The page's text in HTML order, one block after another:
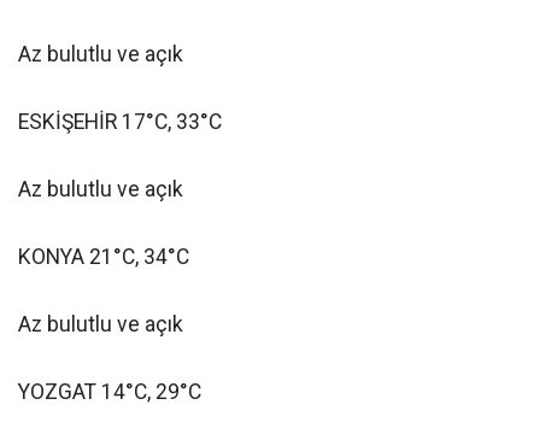
Az bulutlu ve açık
ESKİŞEHİR 17°C, 33°C
Az bulutlu ve açık
KONYA 21°C, 34°C
Az bulutlu ve açık
YOZGAT 14°C, 29°C